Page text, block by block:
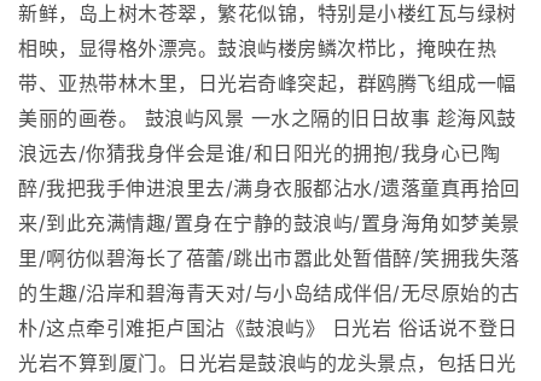
新鲜，岛上树木苍翠，繁花似锦，特别是小楼红瓦与绿树
相映，显得格外漂亮。鼓浪屿楼房鳞次栉比，掩映在热
带、亚热带林木里，日光岩奇峰突起，群鸥腾飞组成一幅
美丽的画卷。 鼓浪屿风景 一水之隔的旧日故事 趁海风鼓
浪远去/你猜我身伴会是谁/和日阳光的拥抱/我身心已陶
醉/我把我手伸进浪里去/满身衣服都沾水/遗落童真再拾回
来/到此充满情趣/置身在宁静的鼓浪屿/置身海角如梦美景
里/啊彷似碧海长了蓓蕾/跳出市嚣此处暂借醉/笑拥我失落
的生趣/沿岸和碧海青天对/与小岛结成伴侣/无尽原始的古
朴/这点牵引难拒卢国沾《鼓浪屿》 日光岩 俗话说不登日
光岩不算到厦门。日光岩是鼓浪屿的龙头景点，包括日光